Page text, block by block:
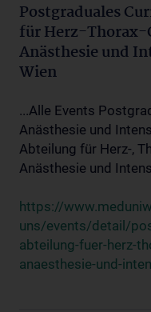
Postgraduales
für Herz-Thorax-
Anästhesie und
Wien
...Alle Events
Anästhesie und
Abteilung für Herz-,
Anästhesie und
https://
uns/events/detail/
abteilung-fuer-herz-
anaesthesie-und-